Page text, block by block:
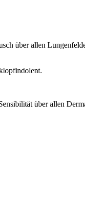
über allen
über allen